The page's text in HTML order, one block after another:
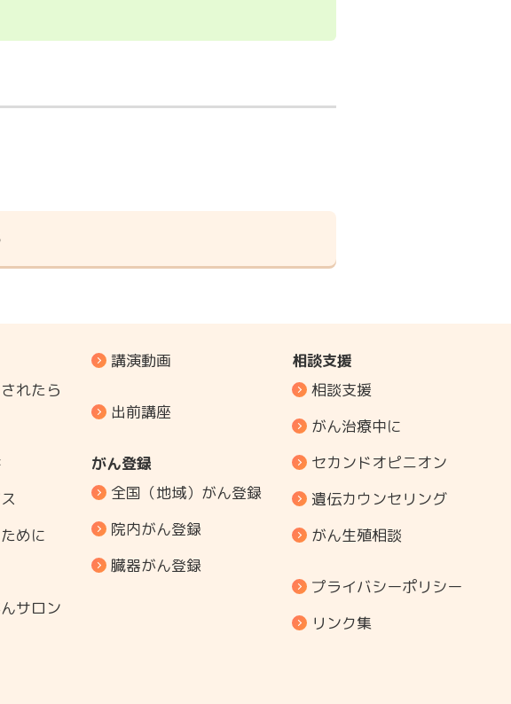
れたら
めに
サロン
講演動画
出前講座
がん登録
全国（地域）がん登録
院内がん登録
臓器がん登録
相談支援
相談支援
がん治療中に
セカンドオピニオン
遺伝カウンセリング
がん生殖相談
プライバシーポリシー
リンク集